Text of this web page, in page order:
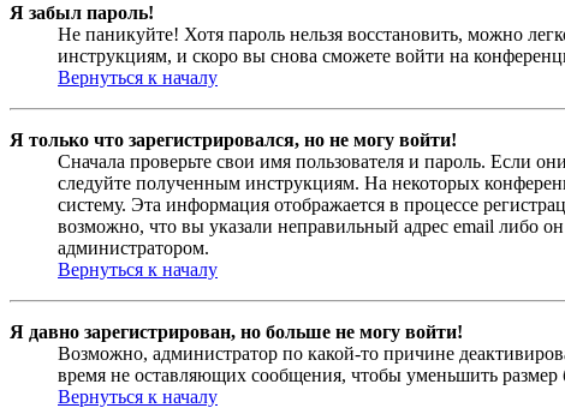
Я забыл пароль!
Не паникуйте! Хотя пароль нельзя восстановить, можно
инструкциям, и скоро вы снова сможете войти на
Вернуться к началу
Я только что зарегистрировался, но не могу войти!
Сначала проверьте свои имя пользователя и пароль. Если
следуйте полученным инструкциям. На некоторых
систему. Эта информация отображается в процессе
возможно, что вы указали неправильный адрес email либо
администратором.
Вернуться к началу
Я давно зарегистрирован, но больше не могу войти!
Возможно, администратор по какой-то причине
время не оставляющих сообщения, чтобы уменьшить размер
Вернуться к началу